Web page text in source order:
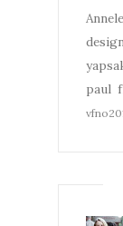
paul